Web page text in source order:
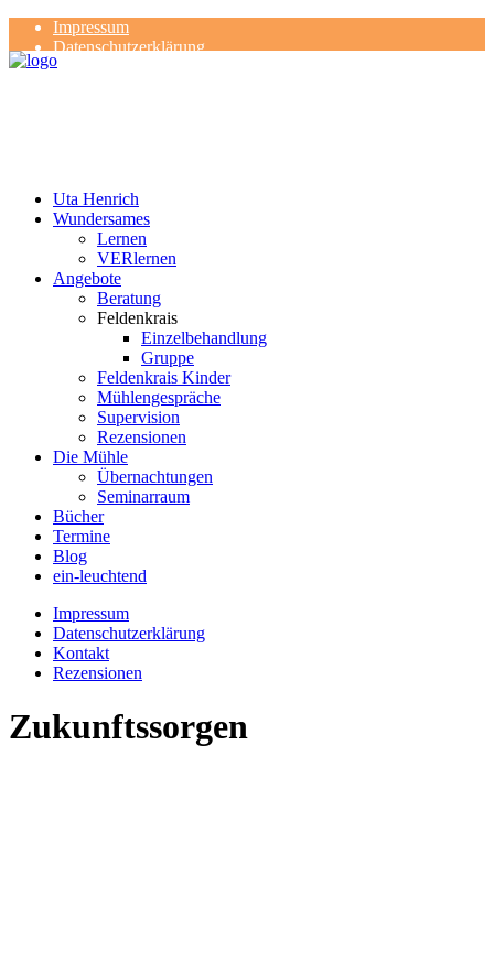
Impressum
Datenschutzerklärung
Kontakt
Uta Henrich
Wundersames
Lernen
VERlernen
Angebote
Beratung
Feldenkrais
Einzelbehandlung
Gruppe
Feldenkrais Kinder
Mühlengespräche
Supervision
Rezensionen
Die Mühle
Übernachtungen
Seminarraum
Bücher
Termine
Blog
ein-leuchtend
Impressum
Datenschutzerklärung
Kontakt
Rezensionen
Zukunftssorgen